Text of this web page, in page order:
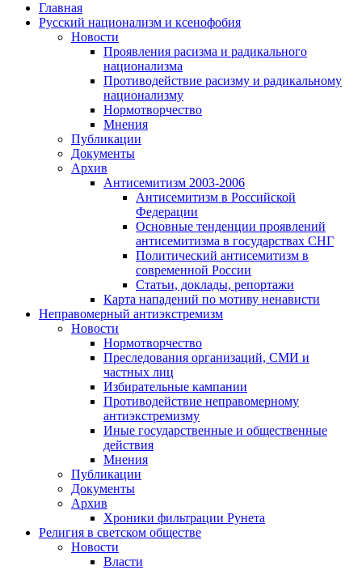
Главная
Русский национализм и ксенофобия
Новости
Проявления расизма и радикального
национализма
Противодействие расизму и радикальному
национализму
Нормотворчество
Мнения
Публикации
Документы
Архив
Антисемитизм 2003-2006
Антисемитизм в Российской
Федерации
Основные тенденции проявлений
антисемитизма в государствах СНГ
Политический антисемитизм в
современной России
Статьи, доклады, репортажи
Карта нападений по мотиву ненависти
Неправомерный антиэкстремизм
Новости
Нормотворчество
Преследования организаций, СМИ и
частных лиц
Избирательные кампании
Противодействие неправомерному
антиэкстремизму
Иные государственные и общественные
действия
Мнения
Публикации
Документы
Архив
Хроники фильтрации Рунета
Религия в светском обществе
Новости
Власти